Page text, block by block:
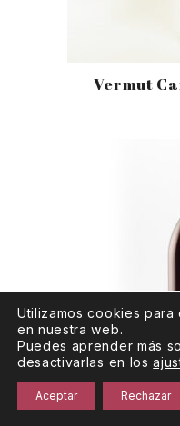
Vermut
Utilizamos cookies
en nuestra web.
Puedes aprender más
desactivarlas en los
Aceptar Rechazar